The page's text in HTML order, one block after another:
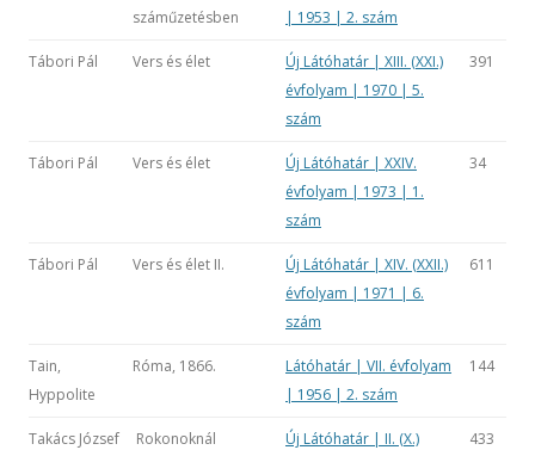
száműzetésben
| 1953 | 2. szám
Tábori Pál Vers és élet
Új Látóhatár | XIII. (XXI.)
évfolyam | 1970 | 5.
szám
391
Tábori Pál Vers és élet
Új Látóhatár | XXIV.
évfolyam | 1973 | 1.
szám
34
Tábori Pál Vers és élet II.
Új Látóhatár | XIV. (XXII.)
évfolyam | 1971 | 6.
szám
611
Tain,
Hyppolite
Róma, 1866.
Látóhatár | VII. évfolyam
| 1956 | 2. szám
144
Takács József Rokonoknál
Új Látóhatár | II. (X.)
433